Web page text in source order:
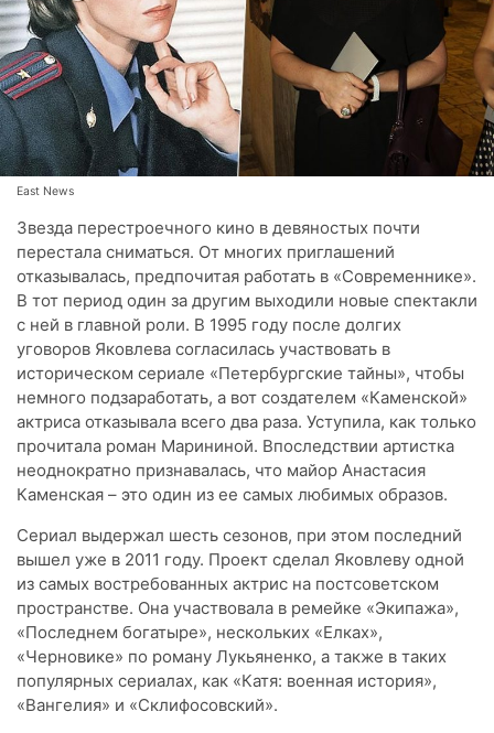
East News
Звезда перестроечного кино в девяностых почти
перестала сниматься. От многих приглашений
отказывалась, предпочитая работать в «Современнике».
В тот период один за другим выходили новые спектакли
с ней в главной роли. В 1995 году после долгих
уговоров Яковлева согласилась участвовать в
историческом сериале «Петербургские тайны», чтобы
немного подзаработать, а вот создателем «Каменской»
актриса отказывала всего два раза. Уступила, как только
прочитала роман Марининой. Впоследствии артистка
неоднократно признавалась, что майор Анастасия
Каменская – это один из ее самых любимых образов.
Сериал выдержал шесть сезонов, при этом последний
вышел уже в 2011 году. Проект сделал Яковлеву одной
из самых востребованных актрис на постсоветском
пространстве. Она участвовала в ремейке «Экипажа»,
«Последнем богатыре», нескольких «Елках»,
«Черновике» по роману Лукьяненко, а также в таких
популярных сериалах, как «Катя: военная история»,
«Вангелия» и «Склифосовский».